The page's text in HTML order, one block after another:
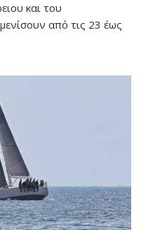
και του
από τις 23 έως